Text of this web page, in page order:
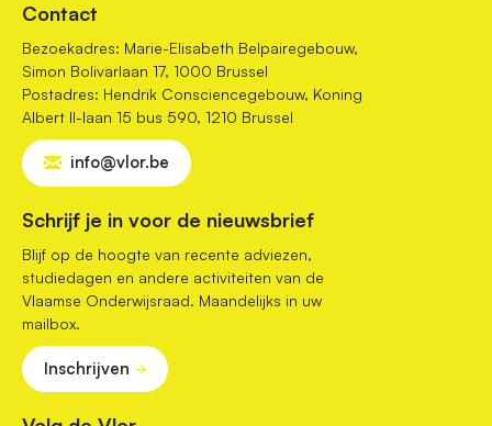
Contact
Bezoekadres: Marie-Elisabeth Belpairegebouw,
Simon Bolivarlaan 17, 1000 Brussel
Postadres: Hendrik Consciencegebouw, Koning
Albert II-laan 15 bus 590, 1210 Brussel
info@vlor.be
Schrijf je in voor de nieuwsbrief
Blijf op de hoogte van recente adviezen,
studiedagen en andere activiteiten van de
Vlaamse Onderwijsraad. Maandelijks in uw
mailbox.
Inschrijven